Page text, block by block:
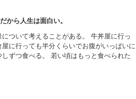
から人生は面白い。
ついて考えることがある。 牛丼屋に行っ
に行っても半分くらいでお腹がいっぱいに
ずつ食べる。 若い頃はもっと食べられた